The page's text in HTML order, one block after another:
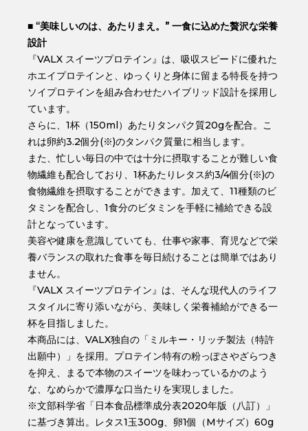
■ “美味しいのは、あたりまえ。” 一食に込めた贅沢な栄養
設計
『VALX スイーツプロテイン』は、吸収スピードに優れた
ホエイプロテインと、ゆっくりと身体に留まる特長を持つ
ソイプロテインを組み合わせたハイブリッド設計を採用し
ています。
さらに、1杯（150ml）あたりタンパク質20gを配合。こ
れは卵約3.2個分(※)のタンパク質量に相当します。
また、忙しい毎日の中では十分に摂取することが難しい食
物繊維も配合しており、1杯あたりレタス約3/4個分(※)の
食物繊維を摂取することができます。加えて、11種類のビ
タミンを配合し、1食分のビタミンを手軽に補給できる設
計となっています。
美容や健康を意識していても、仕事や家事、育児などで栄
養バランスの取れた食事を毎日続けることは簡単ではあり
ません。
『VALX スイーツプロテイン』は、そんな現代人のライフ
スタイルに寄り添いながら、美味しく栄養補給ができる一
杯を目指しました。
本商品には、VALX独自の「ミルキー・リッチ製法（特許
出願中）」を採用。プロテイン特有の粉っぽさやざらつき
を抑え、まるで本物のスイーツを味わっているかのよう
な、なめらかで濃厚な口当たりを実現しました。
※文部科学省「日本食品標準成分表2020年版（八訂）」
に基づき算出。レタス1玉300g、卵1個（Mサイズ）60g